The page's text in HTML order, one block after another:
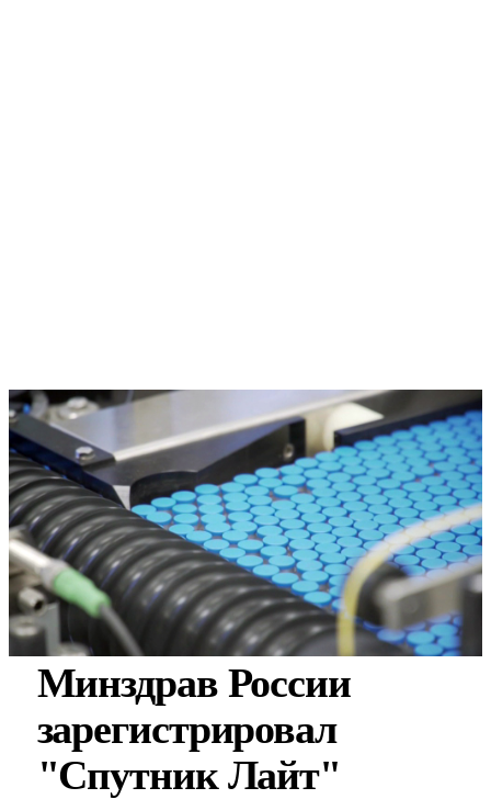
Минздрав России
зарегистрировал
"Спутник Лайт"